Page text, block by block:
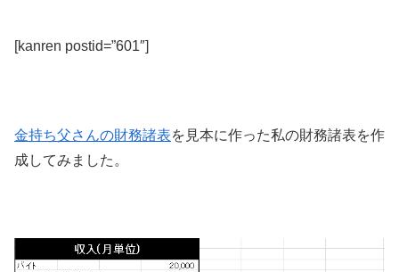
[kanren postid=”601″]
金持ち父さんの財務諸表を見本に作った私の財務諸表を作
成してみました。